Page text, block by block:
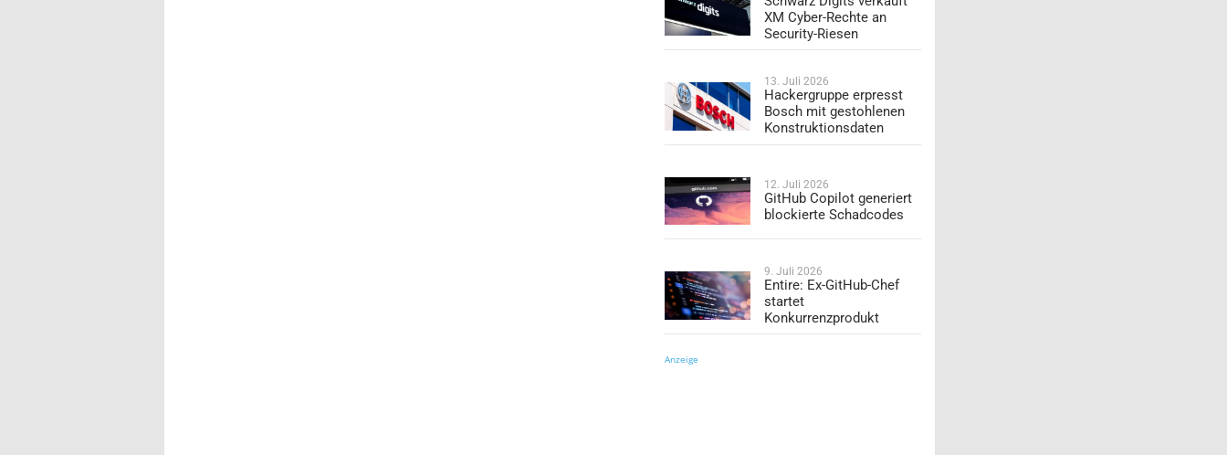
XM Cyber-Rechte an
Security-Riesen
13. Juli 2026
Hackergruppe erpresst
Bosch mit gestohlenen
Konstruktionsdaten
12. Juli 2026
GitHub Copilot generiert
blockierte Schadcodes
9. Juli 2026
Entire: Ex-GitHub-Chef
startet
Konkurrenzprodukt
Anzeige